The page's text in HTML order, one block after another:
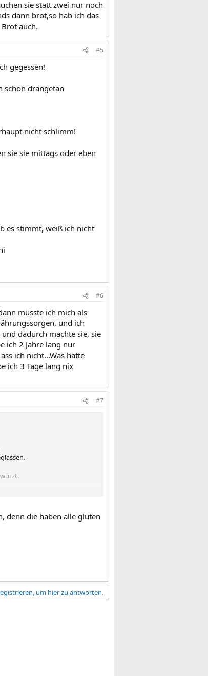
sie statt zwei nur noch
dann brot,so hab ich das
auch.
#5
gegessen!
schon drangetan
nicht schlimm!
sie sie mittags oder eben
es stimmt, weiß ich nicht
#6
müsste ich mich als
und ich
dadurch machte sie, sie
ich 2 Jahre lang nur
ich nicht...Was hätte
ich 3 Tage lang nix
#7
denn die haben alle gluten
um hier zu antworten.